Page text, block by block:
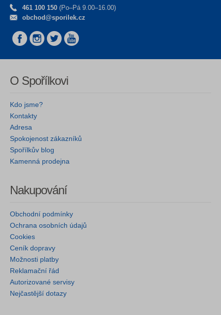
461 100 150 (Po–Pá 9.00–16.00)
obchod@sporilek.cz
O Spořílkovi
Kdo jsme?
Kontakty
Adresa
Spokojenost zákazníků
Spořílkův blog
Kamenná prodejna
Nakupování
Obchodní podmínky
Ochrana osobních údajů
Cookies
Ceník dopravy
Možnosti platby
Reklamační řád
Autorizované servisy
Nejčastější dotazy